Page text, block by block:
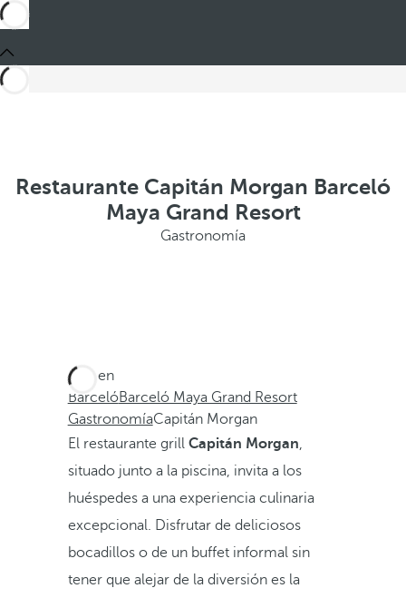
Restaurante Capitán Morgan Barceló
Maya Grand Resort
Gastronomía
Está en
BarcelóBarceló Maya Grand Resort
GastronomíaCapitán Morgan
El restaurante grill Capitán Morgan,
situado junto a la piscina, invita a los
huéspedes a una experiencia culinaria
excepcional. Disfrutar de deliciosos
bocadillos o de un buffet informal sin
tener que alejar de la diversión es la